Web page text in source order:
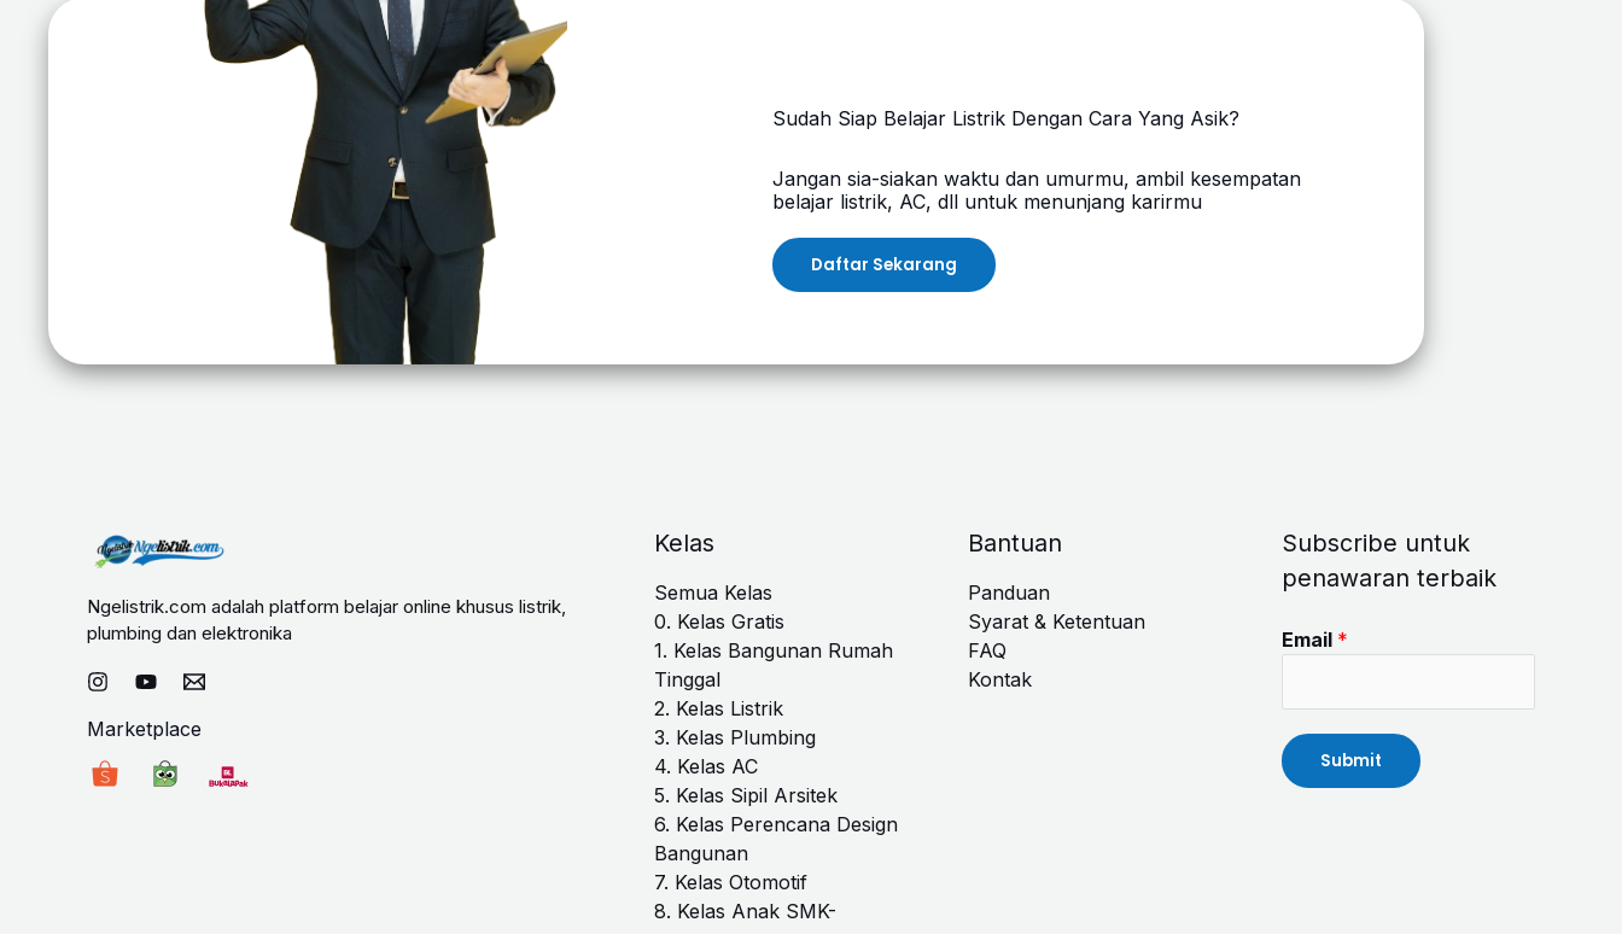
Sudah Siap Belajar Listrik Dengan Cara Yang Asik?
Jangan sia-siakan waktu dan umurmu, ambil kesempatan
belajar listrik, AC, dll untuk menunjang karirmu
Daftar Sekarang
Ngelistrik.com adalah platform belajar online khusus listrik,
plumbing dan elektronika
Marketplace
Kelas
Semua Kelas
0. Kelas Gratis
1. Kelas Bangunan Rumah
Tinggal
2. Kelas Listrik
3. Kelas Plumbing
4. Kelas AC
5. Kelas Sipil Arsitek
6. Kelas Perencana Design
Bangunan
7. Kelas Otomotif
8. Kelas Anak SMK-
Bantuan
Panduan
Syarat & Ketentuan
FAQ
Kontak
Subscribe untuk
penawaran terbaik
Email *
Submit